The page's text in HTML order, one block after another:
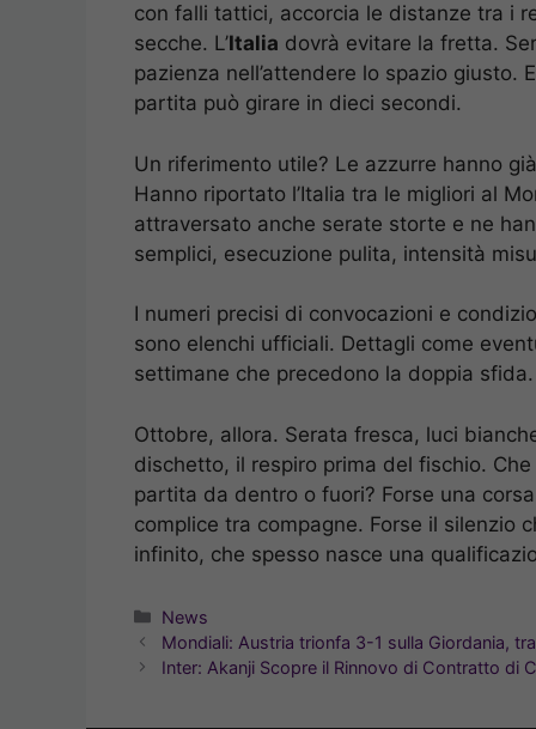
con falli tattici, accorcia le distanze tra i
secche. L’Italia dovrà evitare la fretta.
pazienza nell’attendere lo spazio giusto.
partita può girare in dieci secondi.
Un riferimento utile? Le azzurre hanno
Hanno riportato l’Italia tra le migliori al
attraversato anche serate storte e ne
semplici, esecuzione pulita, intensità
I numeri precisi di convocazioni e
sono elenchi ufficiali. Dettagli come
settimane che precedono la doppia
Ottobre, allora. Serata fresca, luci
dischetto, il respiro prima del fischio.
partita da dentro o fuori? Forse una
complice tra compagne. Forse il silenzio
infinito, che spesso nasce una
Categorie
News
Mondiali: Austria trionfa 3-1 sulla Giordania,
Inter: Akanji Scopre il Rinnovo di Contratto di